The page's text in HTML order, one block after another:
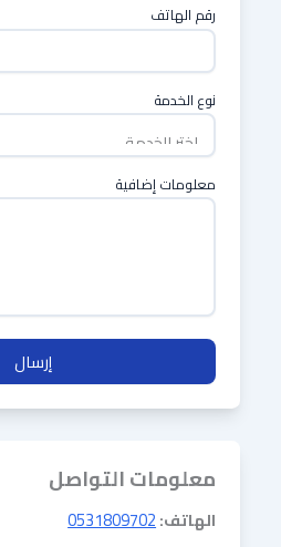
رقم الهاتف
نوع الخدمة
معلومات إضافية
إرسال
معلومات التواصل
الهاتف:0531809702